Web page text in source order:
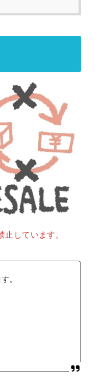
しています。
。